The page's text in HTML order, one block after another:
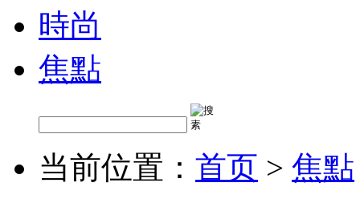
時尚
焦點
当前位置： 首页 > 焦點